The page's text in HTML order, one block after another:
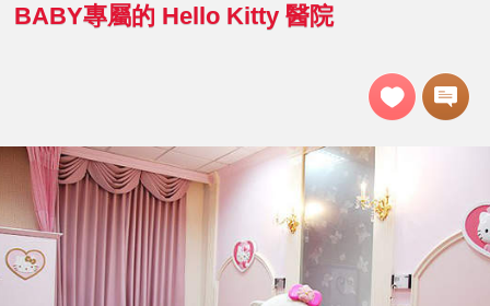
BABY專屬的 Hello Kitty 醫院